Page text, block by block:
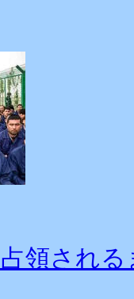
される